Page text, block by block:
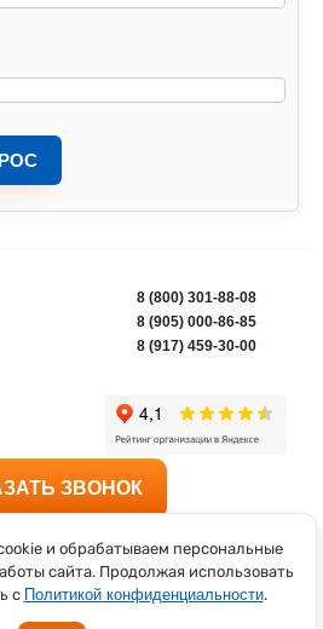
ЗВОНОК
КОНСУЛЬТАЦИЮ
8 (800) 301-88-08
8 (905) 000-86-85
8 (917) 459-30-00
|Карта сайта
и обрабатываем персональные
сайта. Продолжая использовать
с Политикой конфиденциальности.